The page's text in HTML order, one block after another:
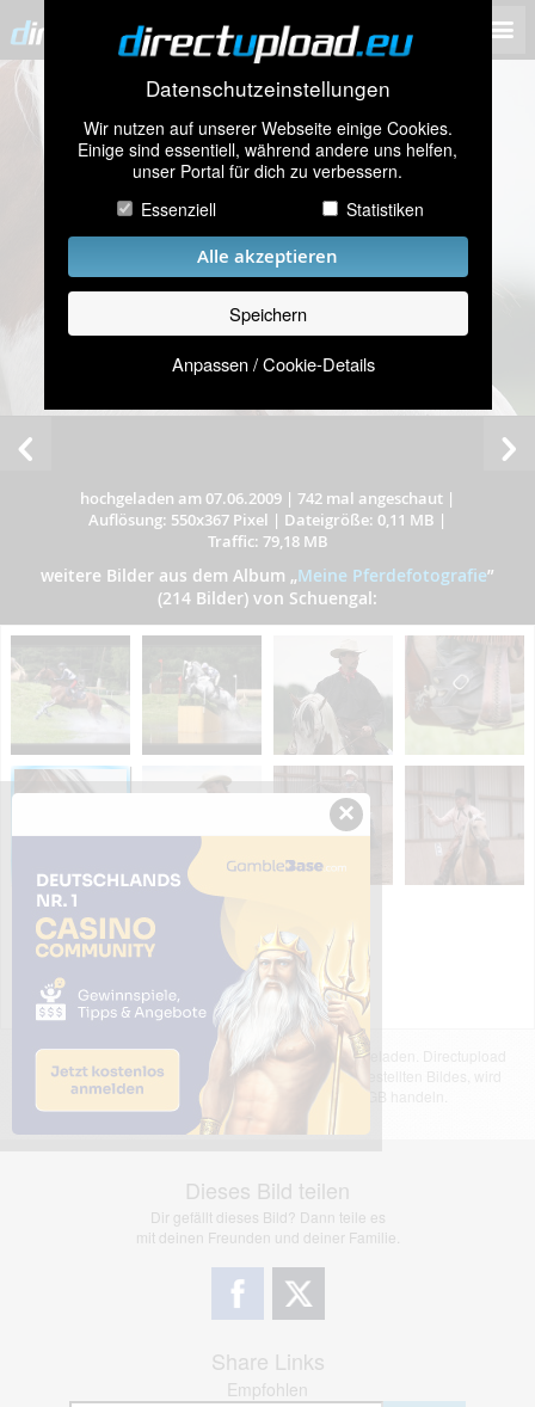
Datenschutzeinstellungen
Wir nutzen auf unserer Webseite einige Cookies.
Einige sind essentiell, während andere uns helfen,
unser Portal für dich zu verbessern.
Essenziell
Statistiken
Alle akzeptieren
Speichern
Anpassen / Cookie-Details
hochgeladen am 07.06.2009 | 742 mal angeschaut |
Auflösung: 550x367 Pixel | Dateigröße: 0,11 MB |
Traffic: 79,18 MB
weitere Bilder aus dem Album „Meine Pferdefotografie”
(214 Bilder) von Schuengal:
Das dargestellte Bild wurde von einem Nutzer hochgeladen. Directupload
übernimmt keinerlei Haftung für den Inhalt des dargestellten Bildes, wird
jedoch bei Verstößen nach §2(3) unserer AGB handeln.
Dieses Bild teilen
Dir gefällt dieses Bild? Dann teile es
mit deinen Freunden und deiner Familie.
Share Links
Empfohlen
×